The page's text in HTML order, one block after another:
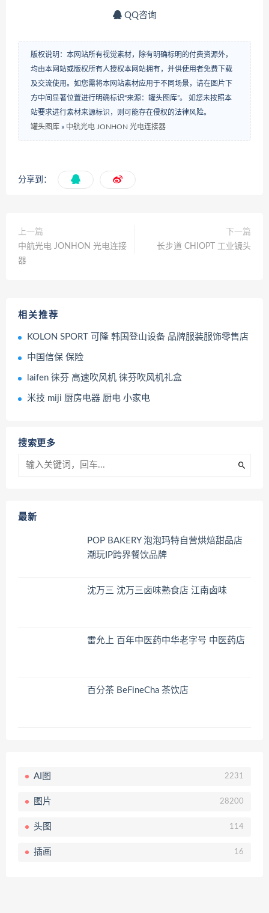
QQ咨询
版权说明：本网站所有视觉素材，除有明确标明的付费资源外，
均由本网站或版权所有人授权本网站拥有，并供使用者免费下载
及交流使用。如您需将本网站素材应用于不同场景，请在图片下
方中间显著位置进行明确标识“来源：罐头图库”。 如您未按照本
站要求进行素材来源标识，则可能存在侵权的法律风险。
罐头图库 » 中航光电 JONHON 光电连接器
分享到：
上一篇
中航光电 JONHON 光电连接
器
下一篇
长步道 CHIOPT 工业镜头
相关推荐
KOLON SPORT 可隆 韩国登山设备 品牌服装服饰零售店
中国信保 保险
laifen 徕芬 高速吹风机 徕芬吹风机礼盒
米技 miji 厨房电器 厨电 小家电
搜索更多
最新
POP BAKERY 泡泡玛特自营烘焙甜品店
潮玩IP跨界餐饮品牌
沈万三 沈万三卤味熟食店 江南卤味
雷允上 百年中医药中华老字号 中医药店
百分茶 BeFineCha 茶饮店
AI图 2231
图片 28200
头图 114
插画 16